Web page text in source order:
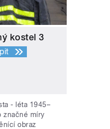
kostel 3
- léta 1945–
značné míry
obraz